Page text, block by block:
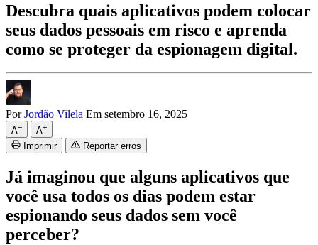
Descubra quais aplicativos podem colocar
seus dados pessoais em risco e aprenda
como se proteger da espionagem digital.
PorJordão Vilela Em setembro 16, 2025
A− A+
Imprimir Reportar erros
Já imaginou que alguns aplicativos que
você usa todos os dias podem estar
espionando seus dados sem você
perceber?